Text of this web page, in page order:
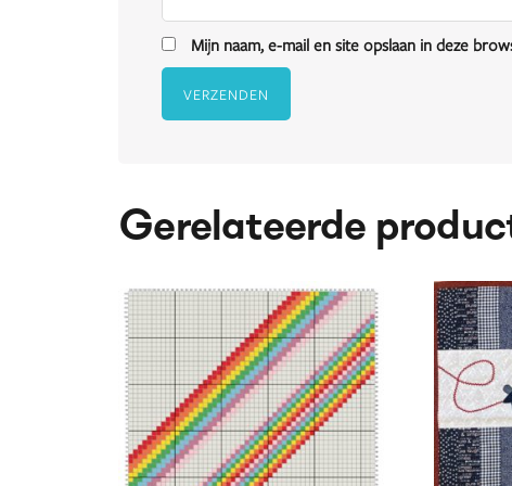
Mijn naam, e-mail en site opslaan in deze
Gerelateerde